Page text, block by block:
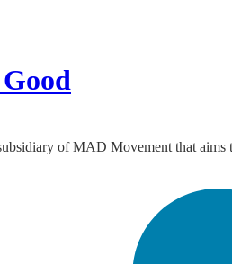
of MAD Movement that aims